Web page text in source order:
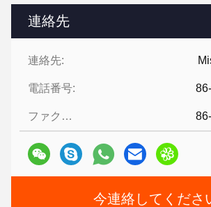
連絡先
連絡先:
電話番号:
ファクシミリ:
今連絡してくださ